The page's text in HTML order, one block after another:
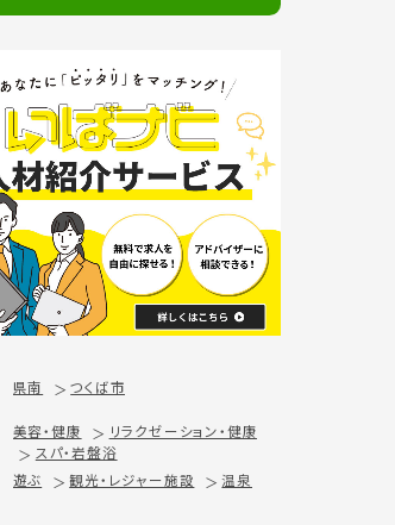
県南 つくば市
美容・健康
リラクゼーション・健康
スパ・岩盤浴
遊ぶ
観光・レジャー施設 温泉